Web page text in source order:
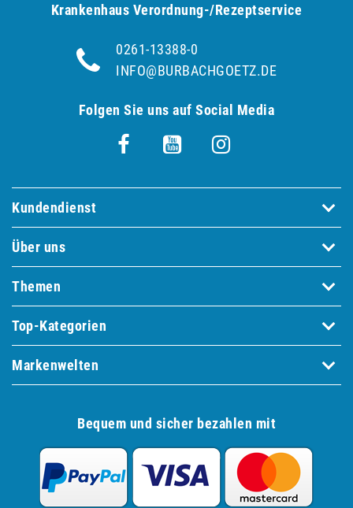
Krankenhaus Verordnung-/Rezeptservice
0261-13388-0
INFO@BURBACHGOETZ.DE
Folgen Sie uns auf Social Media
Kundendienst
Über uns
Themen
Top-Kategorien
Markenwelten
Bequem und sicher bezahlen mit